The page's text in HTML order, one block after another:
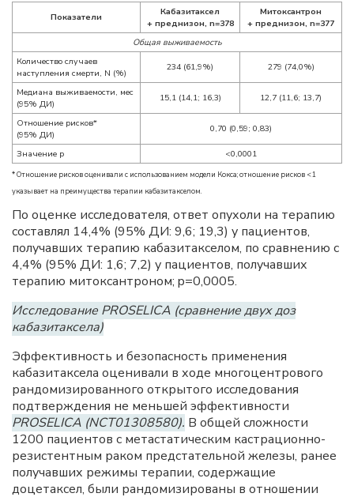
Показатели
Кабазитаксел
+ преднизон, n=378
Митоксантрон
+ преднизон, n=377
Общая выживаемость
Количество случаев
наступления смерти, N (%)
234 (61,9%) 279 (74,0%)
Медиана выживаемости, мес
(95% ДИ)
15,1 (14,1; 16,3) 12,7 (11,6; 13,7)
Отношение рисков*
(95% ДИ)
0,70 (0,59; 0,83)
Значение p <0,0001
* Отношение рисков оценивали с использованием модели Кокса; отношение рисков <1
указывает на преимущества терапии кабазитакселом.
По оценке исследователя, ответ опухоли на терапию
составлял 14,4% (95% ДИ: 9,6; 19,3) у пациентов,
получавших терапию кабазитакселом, по сравнению с
4,4% (95% ДИ: 1,6; 7,2) у пациентов, получавших
терапию митоксантроном; p=0,0005.
Исследование PROSELICA (сравнение двух доз
кабазитаксела)
Эффективность и безопасность применения
кабазитаксела оценивали в ходе многоцентрового
рандомизированного открытого исследования
подтверждения не меньшей эффективности
PROSELICA (NCT01308580). В общей сложности
1200 пациентов с метастатическим кастрационно-
резистентным раком предстательной железы, ранее
получавших режимы терапии, содержащие
доцетаксел, были рандомизированы в отношении